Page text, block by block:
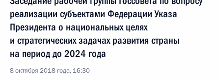
реализации субъектами Федерации Указа
Президента о национальных целях
и стратегических задачах развития страны
на период до 2024 года
8 октября 2018 года, 16:30